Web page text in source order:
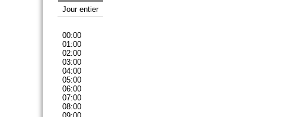
Jour entier
00:00
01:00
02:00
03:00
04:00
05:00
06:00
07:00
08:00